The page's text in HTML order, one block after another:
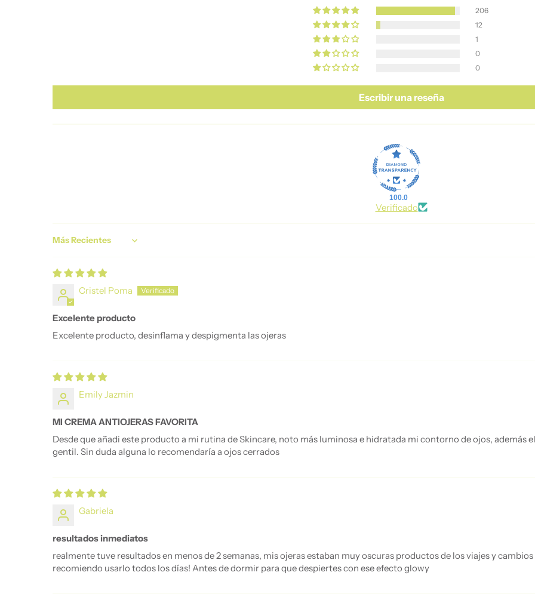
206
12
1
0
0
Escribir una reseña
100.0
Verificado
Sort by
Cristel Poma
Excelente producto
Excelente producto, desinflama y despigmenta las ojeras
Emily Jazmin
MI CREMA ANTIOJERAS FAVORITA
Desde que añadi este producto a mi rutina de Skincare, noto más luminosa e hidratada mi contorno de ojos, además
gentil. Sin duda alguna lo recomendaría a ojos cerrados
Gabriela
resultados inmediatos
realmente tuve resultados en menos de 2 semanas, mis ojeras estaban muy oscuras productos de los viajes y
recomiendo usarlo todos los días! Antes de dormir para que despiertes con ese efecto glowy